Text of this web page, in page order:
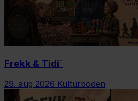
Frekk & Tidi´
29. aug 2026 Kulturboden